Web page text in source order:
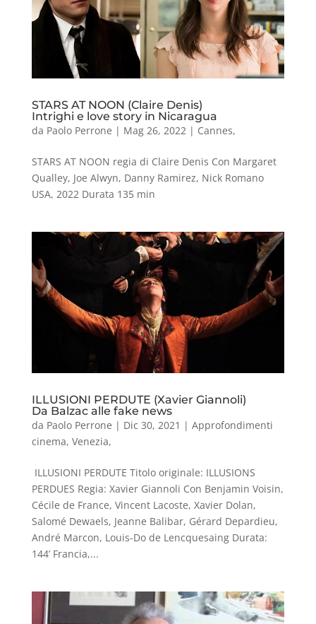
STARS AT NOON (Claire Denis)
Intrighi e love story in Nicaragua
da Paolo Perrone | Mag 26, 2022| Cannes,
STARS AT NOON regia di Claire Denis Con Margaret
Qualley, Joe Alwyn, Danny Ramirez, Nick Romano
USA, 2022 Durata 135 min
ILLUSIONI PERDUTE (Xavier Giannoli)
Da Balzac alle fake news
da Paolo Perrone | Dic 30, 2021 | Approfondimenti
cinema, Venezia,
ILLUSIONI PERDUTE Titolo originale: ILLUSIONS
PERDUES Regia: Xavier Giannoli Con Benjamin Voisin,
Cécile de France, Vincent Lacoste, Xavier Dolan,
Salomé Dewaels, Jeanne Balibar, Gérard Depardieu,
André Marcon, Louis-Do de Lencquesaing Durata:
144’ Francia,...